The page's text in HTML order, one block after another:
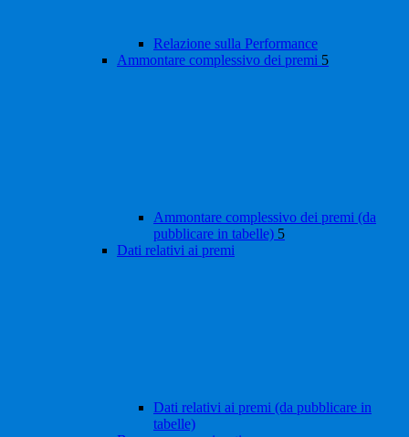
Relazione sulla Performance
Ammontare complessivo dei premi 5
Ammontare complessivo dei premi (da
pubblicare in tabelle) 5
Dati relativi ai premi
Dati relativi ai premi (da pubblicare in
tabelle)